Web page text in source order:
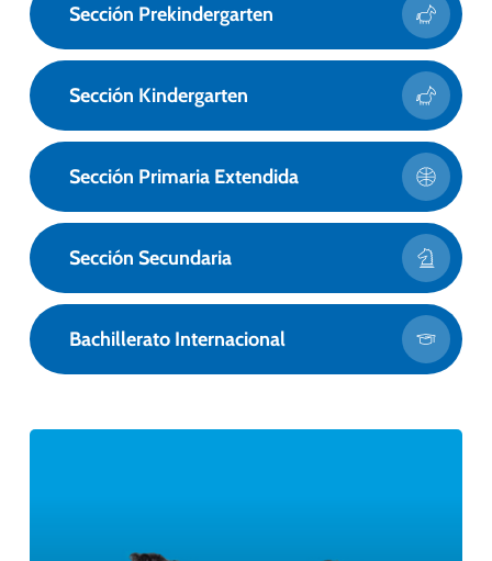
Sección Prekindergarten
Sección Kindergarten
Sección Primaria Extendida
Sección Secundaria
Bachillerato Internacional